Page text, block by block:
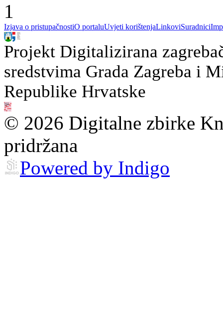
1
Izjava o pristupačnostiO portaluUvjeti korištenjaLinkoviSuradnici
Projekt Digitalizirana
sredstvima Grada Zagreba i
Republike Hrvatske
© 2026 Digitalne zbirke
pridržana
Powered by Indigo